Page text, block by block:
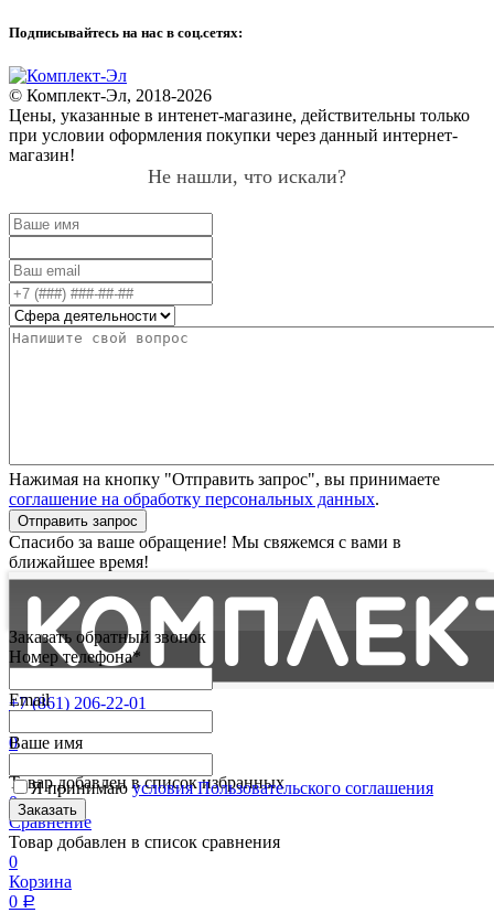
Подписывайтесь на нас в соц.сетях:
© Комплект-Эл, 2018-2026
Цены, указанные в интенет-магазине, действительны только
при условии оформления покупки через данный интернет-
магазин!
Не нашли, что искали?
Нажимая на кнопку "Отправить запрос", вы принимаете
соглашение на обработку персональных данных.
Отправить запрос
Спасибо за ваше обращение! Мы свяжемся с вами в
ближайшее время!
+7 (861) 206-22-01
0
Товар добавлен в список избранных
0
Сравнение
Товар добавлен в список сравнения
0
Корзина
0 Р
Заказать обратный звонок
Номер телефона*
Email
Ваше имя
Я принимаюусловия Пользовательского соглашения